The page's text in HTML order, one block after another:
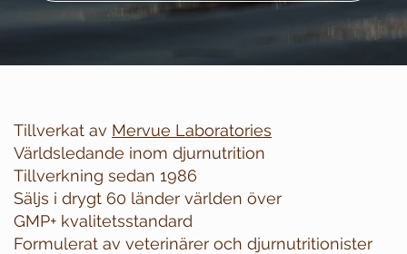
Tillverkat av Mervue Laboratories
Världsledande inom djurnutrition
Tillverkning sedan 1986
Säljs i drygt 60 länder världen över
GMP+ kvalitetsstandard
Formulerat av veterinärer och djurnutritionister